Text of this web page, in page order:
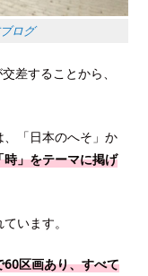
ログ
差することから、
「日本のへそ」か
時」をテーマに掲げ
います。
区画あり、すべて